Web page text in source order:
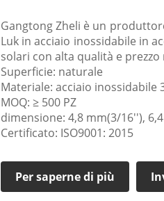
Gangtong Zheli è un
Luk in acciaio inossidabile in
solari con alta qualità e
Superficie: naturale
Materiale: acciaio inossidabile
MOQ: ≥ 500 PZ
dimensione: 4,8 mm(3/16''),
Certificato: ISO9001: 2015
Per saperne di più